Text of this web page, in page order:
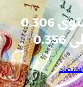
الدولار يستقر عند مستوى 0.306